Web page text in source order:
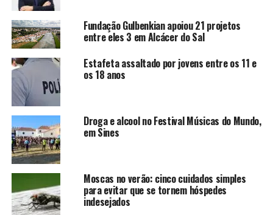
Fundação Gulbenkian apoiou 21 projetos
entre eles 3 em Alcácer do Sal
Estafeta assaltado por jovens entre os 11 e
os 18 anos
Droga e alcool no Festival Músicas do Mundo,
em Sines
Moscas no verão: cinco cuidados simples
para evitar que se tornem hóspedes
indesejados